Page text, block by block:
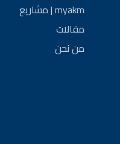
myakm | مشاريع
مقالات
من نحن